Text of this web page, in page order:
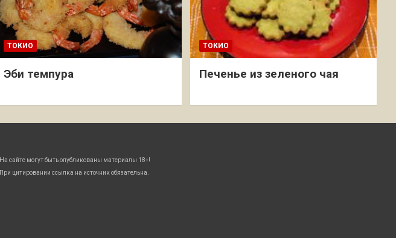
ТОКИО
Эби темпура
ТОКИО
Печенье из зеленого чая
На сайте могут быть опубликованы материалы 18+!
При цитировании ссылка на источник обязательна.